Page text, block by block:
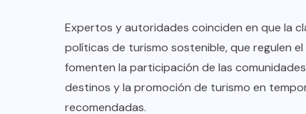
Expertos y autoridades coinciden en que la
políticas de turismo sostenible, que regulen
fomenten la participación de las
destinos y la promoción de turismo en
recomendadas.